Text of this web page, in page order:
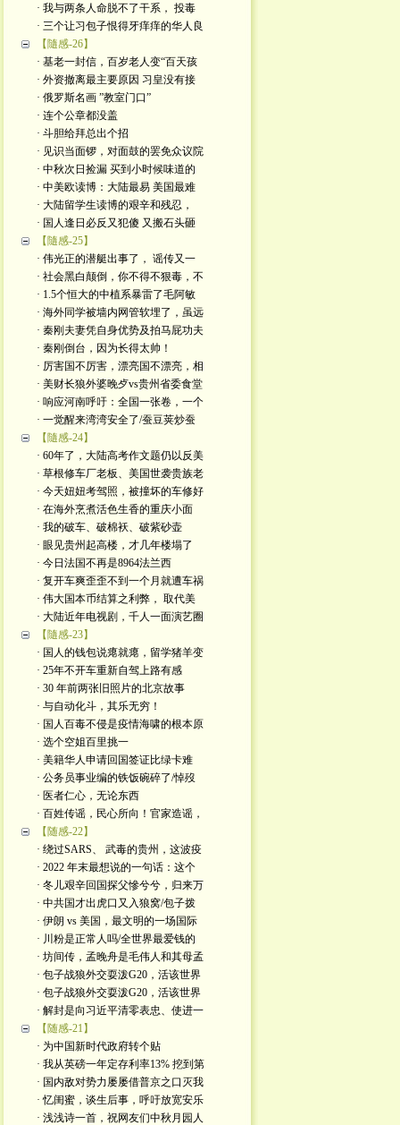
· 我与两条人命脱不了干系， 投毒
· 三个让习包子恨得牙痒痒的华人良
【隨感-26】
· 基老一封信，百岁老人变“百天孩
· 外资撤离最主要原因 习皇没有接
· 俄罗斯名画 ”教室门口”
· 连个公章都没盖
· 斗胆给拜总出个招
· 见识当面锣，对面鼓的罢免众议院
· 中秋次日捡漏 买到小时候味道的
· 中美欧读博：大陆最易 美国最难
· 大陆留学生读博的艰辛和残忍，
· 国人逢日必反又犯傻 又搬石头砸
【隨感-25】
· 伟光正的潜艇出事了， 谣传又一
· 社会黑白颠倒，你不得不狠毒，不
· 1.5个恒大的中植系暴雷了毛阿敏
· 海外同学被墙内网管软埋了，虽远
· 秦刚夫妻凭自身优势及拍马屁功夫
· 秦刚倒台，因为长得太帅！
· 厉害国不厉害，漂亮国不漂亮，相
· 美财长狼外婆晚歺vs贵州省委食堂
· 响应河南呼吁：全国一张卷，一个
· 一觉醒来湾湾安全了/蚕豆荚炒蚕
【隨感-24】
· 60年了，大陆高考作文题仍以反美
· 草根修车厂老板、美国世袭贵族老
· 今天妞妞考驾照，被撞坏的车修好
· 在海外烹煮活色生香的重庆小面
· 我的破车、破棉袄、破紫砂壶
· 眼见贵州起高楼，才几年楼塌了
· 今日法国不再是8964法兰西
· 复开车爽歪歪不到一个月就遭车祸
· 伟大国本币结算之利弊， 取代美
· 大陆近年电视剧，千人一面演艺圈
【隨感-23】
· 国人的钱包说瘪就瘪，留学猪羊变
· 25年不开车重新自驾上路有感
· 30 年前两张旧照片的北京故事
· 与自动化斗，其乐无穷！
· 国人百毒不侵是疫情海啸的根本原
· 选个空姐百里挑一
· 美籍华人申请回国签证比绿卡难
· 公务员事业编的铁饭碗碎了/悼歿
· 医者仁心，无论东西
· 百姓传谣，民心所向！官家造谣，
【随感-22】
· 绕过SARS、 武毒的贵州，这波疫
· 2022 年末最想说的一句话：这个
· 冬儿艰辛回国探父慘兮兮，归来万
· 中共国才出虎口又入狼窝/包子拨
· 伊朗 vs 美国，最文明的一场国际
· 川粉是正常人吗/全世界最爱钱的
· 坊间传，孟晚舟是毛伟人和其母孟
· 包子战狼外交耍泼G20，活该世界
· 包子战狼外交耍泼G20，活该世界
· 解封是向习近平清零表忠、使进一
【随感-21】
· 为中国新时代政府转个贴
· 我从英磅一年定存利率13% 挖到第
· 国内敌对势力屡屡借普京之口灭我
· 忆闺蜜，谈生后事，呼吁放宽安乐
· 浅浅诗一首，祝网友们中秋月园人